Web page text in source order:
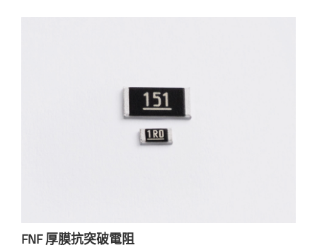
FNF 厚膜抗突破電阻